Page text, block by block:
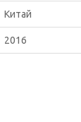
Китай
2016